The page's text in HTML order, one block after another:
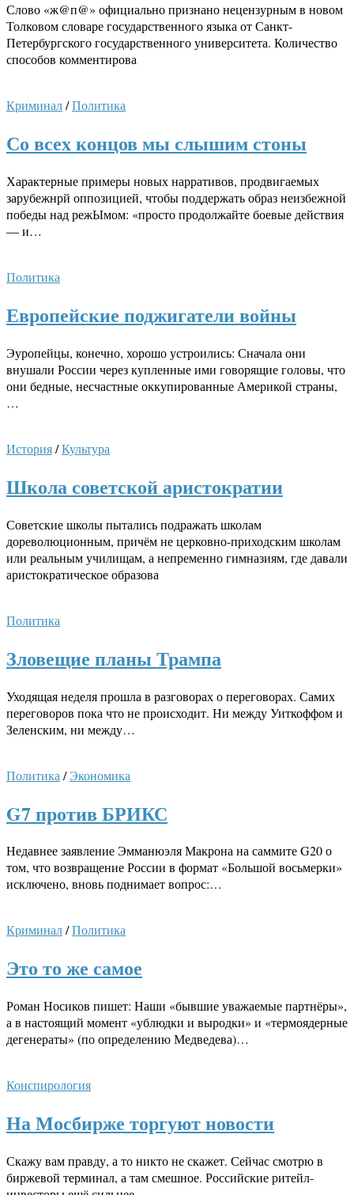
Слово «ж@п@» официально признано нецензурным в новом
Толковом словаре государственного языка от Санкт-
Петербургского государственного университета. Количество
способов комментирова
Криминал/Политика
Со всех концов мы слышим стоны
Характерные примеры новых нарративов, продвигаемых
зарубежнрй оппозицией, чтобы поддержать образ неизбежной
победы над режЫмом: «просто продолжайте боевые действия
— и…
Политика
Европейские поджигатели войны
Эуропейцы, конечно, хорошо устроились: Сначала они
внушали России через купленные ими говорящие головы, что
они бедные, несчастные оккупированные Америкой страны,
…
История/Культура
Школа советской аристократии
Советские школы пытались подражать школам
дореволюционным, причём не церковно-приходским школам
или реальным училищам, а непременно гимназиям, где давали
аристократическое образова
Политика
Зловещие планы Трампа
Уходящая неделя прошла в разговорах о переговорах. Самих
переговоров пока что не происходит. Ни между Уиткоффом и
Зеленским, ни между…
Политика /Экономика
G7 против БРИКС
Недавнее заявление Эмманюэля Макрона на саммите G20 о
том, что возвращение России в формат «Большой восьмерки»
исключено, вновь поднимает вопрос:…
Криминал/Политика
Это то же самое
Роман Носиков пишет: Наши «бывшие уважаемые партнёры»,
а в настоящий момент «ублюдки и выродки» и «термоядерные
дегенераты» (по определению Медведева)…
Конспирология
На Мосбирже торгуют новости
Скажу вам правду, а то никто не скажет. Сейчас смотрю в
биржевой терминал, а там смешное. Российские ритейл-